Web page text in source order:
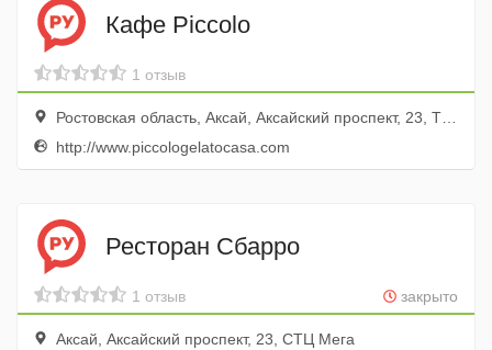
Кафе Piccolo
1 отзыв
Ростовская область, Аксай, Аксайский проспект, 23, ТЦ Мега
http://www.piccologelatocasa.com
Ресторан Сбарро
закрыто
1 отзыв
Аксай, Аксайский проспект, 23, СТЦ Мега